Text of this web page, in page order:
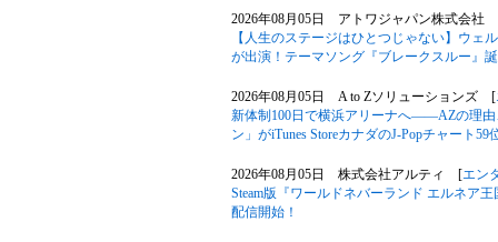
2026年08月05日 アトワジャパン株式会社
【人生のステージはひとつじゃない】ウェ
が出演！テーマソング『ブレークスルー』
2026年08月05日 A to Zソリューションズ [
新体制100日で横浜アリーナへ――AZの理
ン」がiTunes StoreカナダのJ-Popチャート59
2026年08月05日 株式会社アルティ [エン
Steam版『ワールドネバーランド エルネア
配信開始！